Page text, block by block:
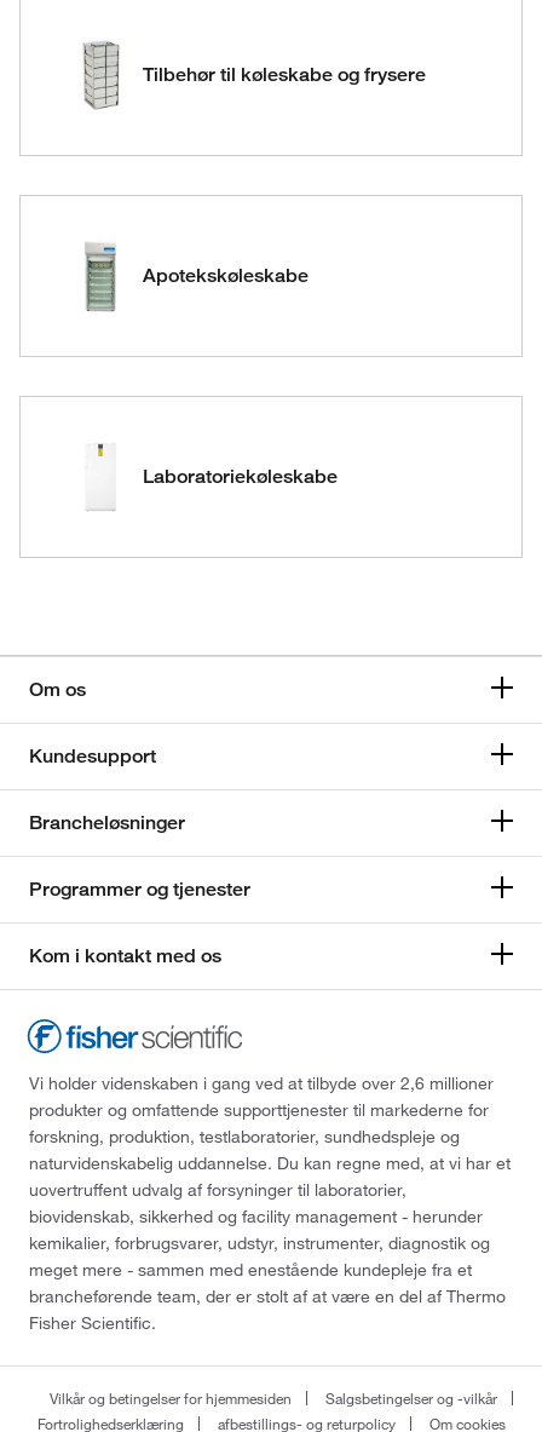
Tilbehør til køleskabe og frysere
Apotekskøleskabe
Laboratoriekøleskabe
Om os
Kundesupport
Brancheløsninger
Programmer og tjenester
Kom i kontakt med os
Vi holder videnskaben i gang ved at tilbyde over 2,6 millioner
produkter og omfattende supporttjenester til markederne for
forskning, produktion, testlaboratorier, sundhedspleje og
naturvidenskabelig uddannelse. Du kan regne med, at vi har et
uovertruffent udvalg af forsyninger til laboratorier,
biovidenskab, sikkerhed og facility management - herunder
kemikalier, forbrugsvarer, udstyr, instrumenter, diagnostik og
meget mere - sammen med enestående kundepleje fra et
brancheførende team, der er stolt af at være en del af Thermo
Fisher Scientific.
Vilkår og betingelser for hjemmesiden
Salgsbetingelser og -vilkår
Fortrolighedserklæring
afbestillings- og returpolicy Om cookies